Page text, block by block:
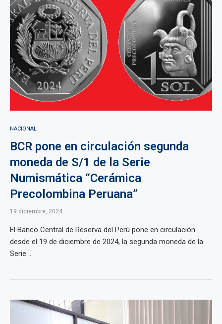
NACIONAL
BCR pone en circulación segunda
moneda de S/1 de la Serie
Numismática “Cerámica
Precolombina Peruana”
19 diciembre, 2024
El Banco Central de Reserva del Perú pone en circulación
desde el 19 de diciembre de 2024, la segunda moneda de la
Serie ...